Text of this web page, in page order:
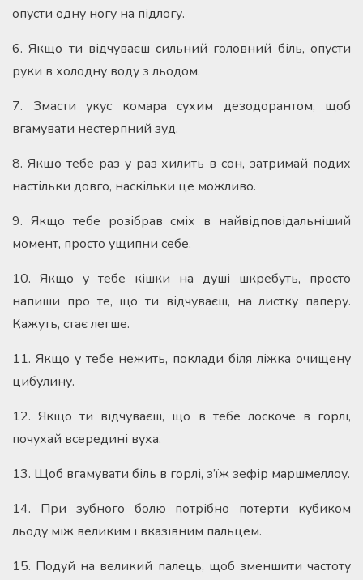
опусти одну ногу на підлогу.
6. Якщо ти відчуваєш сильний головний біль, опусти
руки в холодну воду з льодом.
7. Змасти укус комара сухим дезодорантом, щоб
вгамувати нестерпний зуд.
8. Якщо тебе раз у раз хилить в сон, затримай подих
настільки довго, наскільки це можливо.
9. Якщо тебе розібрав сміх в найвідповідальніший
момент, просто ущипни себе.
10. Якщо у тебе кішки на душі шкребуть, просто
напиши про те, що ти відчуваєш, на листку паперу.
Кажуть, стає легше.
11. Якщо у тебе нежить, поклади біля ліжка очищену
цибулину.
12. Якщо ти відчуваєш, що в тебе лоскоче в горлі,
почухай всередині вуха.
13. Щоб вгамувати біль в горлі, з’їж зефір маршмеллоу.
14. При зубного болю потрібно потерти кубиком
льоду між великим і вказівним пальцем.
15. Подуй на великий палець, щоб зменшити частоту